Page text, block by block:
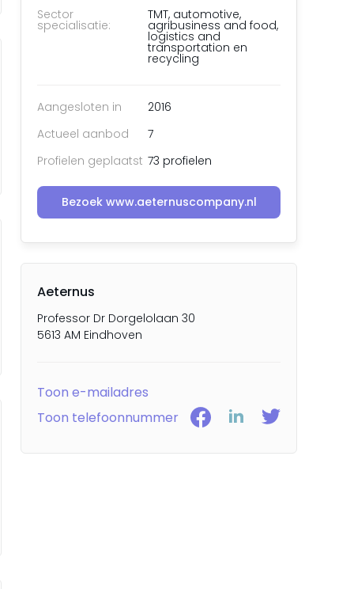
Sector
specialisatie:
TMT, automotive,
agribusiness and food,
logistics and
transportation en
recycling
Aangesloten in
2016
Actueel aanbod
7
Profielen geplaatst 73 profielen
Bezoek www.aeternuscompany.nl
Aeternus
Professor Dr Dorgelolaan 30
5613 AM Eindhoven
Toon e-mailadres
Toon telefoonnummer